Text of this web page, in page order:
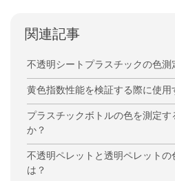
関連記事
不透明シートプラスチックの色
黄色指数性能を検証する際に使用
プラスチックボトルの色を測定
か？
不透明ペレットと透明ペレットの
は？